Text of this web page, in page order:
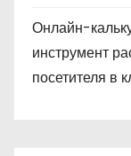
Онлайн-
инструмент
посетителя в